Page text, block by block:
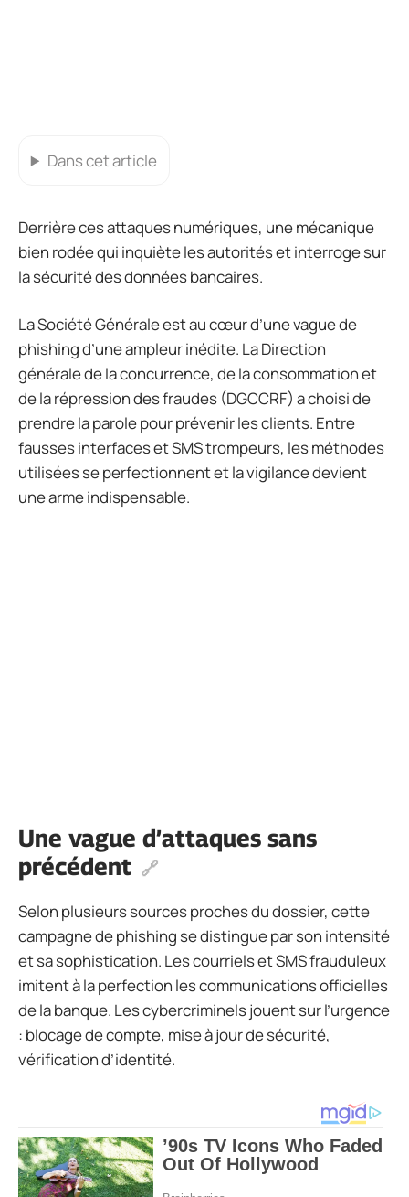
Dans cet article
Derrière ces attaques numériques, une mécanique
bien rodée qui inquiète les autorités et interroge sur
la sécurité des données bancaires.
La Société Générale est au cœur d’une vague de
phishing d’une ampleur inédite. La Direction
générale de la concurrence, de la consommation et
de la répression des fraudes (DGCCRF) a choisi de
prendre la parole pour prévenir les clients. Entre
fausses interfaces et SMS trompeurs, les méthodes
utilisées se perfectionnent et la vigilance devient
une arme indispensable.
Une vague d’attaques sans
précédent
Selon plusieurs sources proches du dossier, cette
campagne de phishing se distingue par son intensité
et sa sophistication. Les courriels et SMS frauduleux
imitent à la perfection les communications officielles
de la banque. Les cybercriminels jouent sur l’urgence
: blocage de compte, mise à jour de sécurité,
vérification d’identité.